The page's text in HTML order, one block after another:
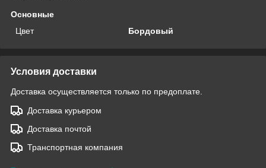
Основные
Цвет
Бордовый
Условия доставки
Доставка осуществляется только по предоплате.
Доставка курьером
Доставка почтой
Транспортная компания